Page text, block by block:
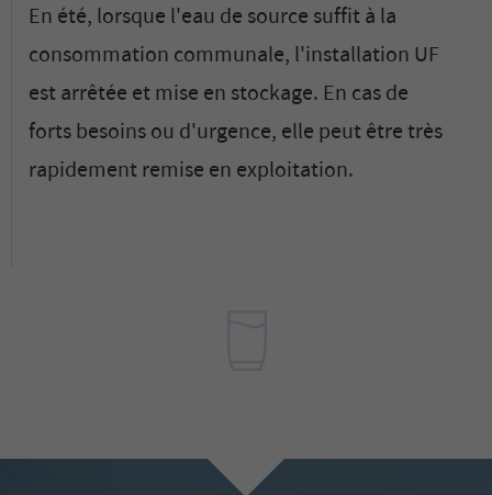
En été, lorsque l'eau de source suffit à la
consommation communale, l'installation UF
est arrêtée et mise en stockage. En cas de
forts besoins ou d'urgence, elle peut être très
rapidement remise en exploitation.